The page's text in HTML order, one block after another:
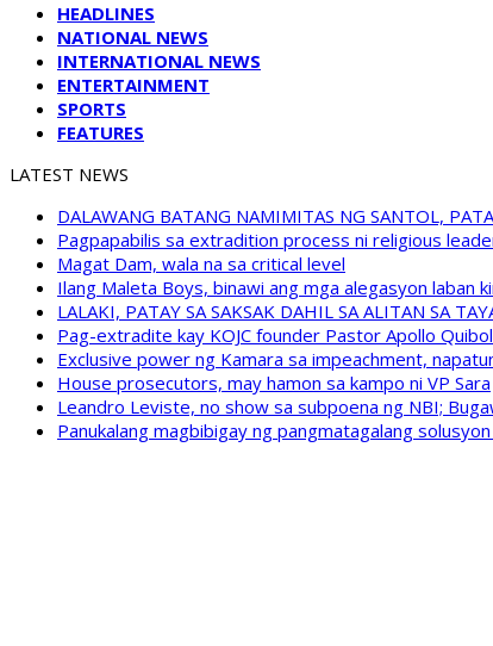
HEADLINES
NATIONAL NEWS
INTERNATIONAL NEWS
ENTERTAINMENT
SPORTS
FEATURES
LATEST NEWS
DALAWANG BATANG NAMIMITAS NG SANTOL,
Pagpapabilis sa extradition process ni religious
Magat Dam, wala na sa critical level
Ilang Maleta Boys, binawi ang mga alegasyon laban
LALAKI, PATAY SA SAKSAK DAHIL SA ALITAN SA
Pag-extradite kay KOJC founder Pastor Apollo
Exclusive power ng Kamara sa impeachment,
House prosecutors, may hamon sa kampo ni VP Sara
Leandro Leviste, no show sa subpoena ng NBI;
Panukalang magbibigay ng pangmatagalang